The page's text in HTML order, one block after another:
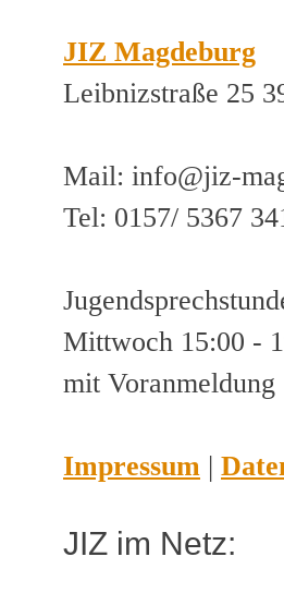
JIZ Magdeburg
Leibnizstraße 25
Mail: info@jiz-
Tel: 0157/ 5367
Mittwoch 15:00 -
mit Voranmeldung
Impressum |
JIZ im Netz: